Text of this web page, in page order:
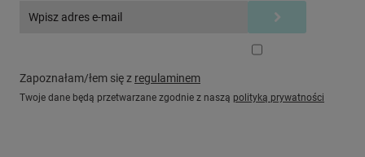
Zapoznałam/łem się z regulaminem
Twoje dane będą przetwarzane zgodnie z naszą polityką prywatności